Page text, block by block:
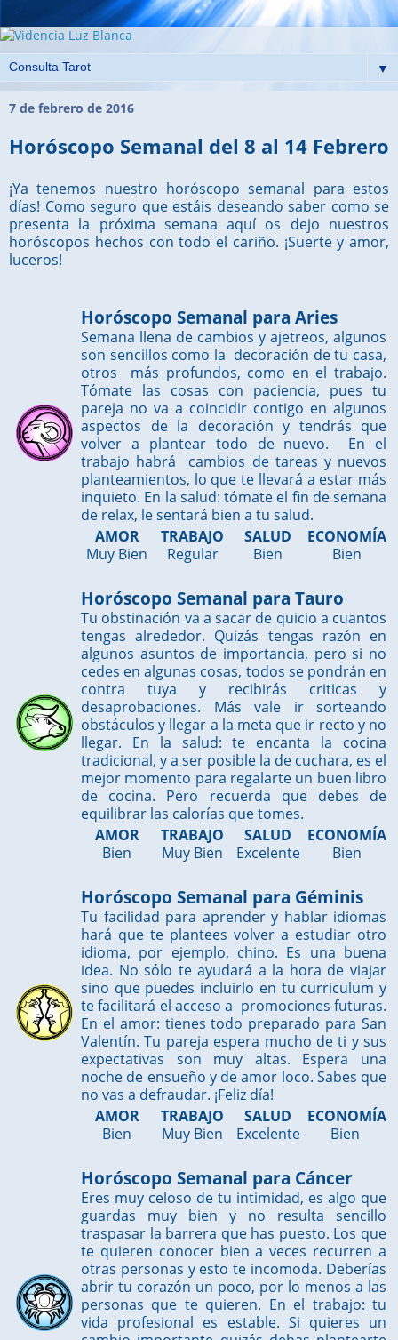
▼
7 de febrero de 2016
Horóscopo Semanal del 8 al 14 Febrero
¡Ya tenemos nuestro horóscopo semanal para estos
días! Como seguro que estáis deseando saber como se
presenta la próxima semana aquí os dejo nuestros
horóscopos hechos con todo el cariño. ¡Suerte y amor,
luceros!
Horóscopo Semanal para Aries
Semana llena de cambios y ajetreos, algunos
son sencillos como la decoración de tu casa,
otros más profundos, como en el trabajo.
Tómate las cosas con paciencia, pues tu
pareja no va a coincidir contigo en algunos
aspectos de la decoración y tendrás que
volver a plantear todo de nuevo. En el
trabajo habrá cambios de tareas y nuevos
planteamientos, lo que te llevará a estar más
inquieto. En la salud: tómate el fin de semana
de relax, le sentará bien a tu salud.
AMOR
Muy Bien
TRABAJO
Regular
SALUD
Bien
ECONOMÍA
Bien
Horóscopo Semanal para Tauro
Tu obstinación va a sacar de quicio a cuantos
tengas alrededor. Quizás tengas razón en
algunos asuntos de importancia, pero si no
cedes en algunas cosas, todos se pondrán en
contra tuya y recibirás criticas y
desaprobaciones. Más vale ir sorteando
obstáculos y llegar a la meta que ir recto y no
llegar. En la salud: te encanta la cocina
tradicional, y a ser posible la de cuchara, es el
mejor momento para regalarte un buen libro
de cocina. Pero recuerda que debes de
equilibrar las calorías que tomes.
AMOR
Bien
TRABAJO
Muy Bien
SALUD
Excelente
ECONOMÍA
Bien
Horóscopo Semanal para Géminis
Tu facilidad para aprender y hablar idiomas
hará que te plantees volver a estudiar otro
idioma, por ejemplo, chino. Es una buena
idea. No sólo te ayudará a la hora de viajar
sino que puedes incluirlo en tu curriculum y
te facilitará el acceso a promociones futuras.
En el amor: tienes todo preparado para San
Valentín. Tu pareja espera mucho de ti y sus
expectativas son muy altas. Espera una
noche de ensueño y de amor loco. Sabes que
no vas a defraudar. ¡Feliz día!
AMOR
Bien
TRABAJO
Muy Bien
SALUD
Excelente
ECONOMÍA
Bien
Horóscopo Semanal para Cáncer
Eres muy celoso de tu intimidad, es algo que
guardas muy bien y no resulta sencillo
traspasar la barrera que has puesto. Los que
te quieren conocer bien a veces recurren a
otras personas y esto te incomoda. Deberías
abrir tu corazón un poco, por lo menos a las
personas que te quieren. En el trabajo: tu
vida profesional es estable. Si quieres un